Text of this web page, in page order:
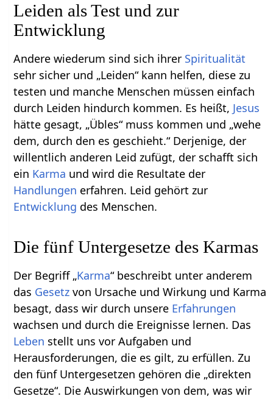
Leiden als Test und zur
Entwicklung
Andere wiederum sind sich ihrer Spiritualität
sehr sicher und „Leiden“ kann helfen, diese zu
testen und manche Menschen müssen einfach
durch Leiden hindurch kommen. Es heißt, Jesus
hätte gesagt, „Übles“ muss kommen und „wehe
dem, durch den es geschieht.“ Derjenige, der
willentlich anderen Leid zufügt, der schafft sich
ein Karma und wird die Resultate der
Handlungen erfahren. Leid gehört zur
Entwicklung des Menschen.
Die fünf Untergesetze des Karmas
Der Begriff „Karma“ beschreibt unter anderem
das Gesetz von Ursache und Wirkung und Karma
besagt, dass wir durch unsere Erfahrungen
wachsen und durch die Ereignisse lernen. Das
Leben stellt uns vor Aufgaben und
Herausforderungen, die es gilt, zu erfüllen. Zu
den fünf Untergesetzen gehören die „direkten
Gesetze“. Die Auswirkungen von dem, was wir